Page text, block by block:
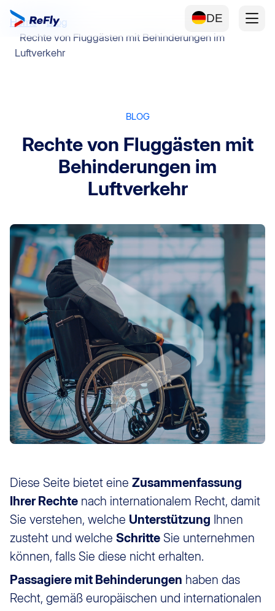
DE
Home
Blog
Rechte von Fluggästen mit Behinderungen im
Luftverkehr
BLOG
Rechte von Fluggästen mit
Behinderungen im
Luftverkehr
Diese Seite bietet eine Zusammenfassung
Ihrer Rechte nach internationalem Recht, damit
Sie verstehen, welche Unterstützung Ihnen
zusteht und welche Schritte Sie unternehmen
können, falls Sie diese nicht erhalten.
Passagiere mit Behinderungen haben das
Recht, gemäß europäischen und internationalen